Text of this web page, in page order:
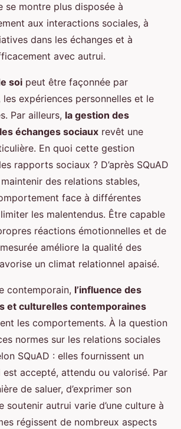
se montre plus disposée à
aux interactions sociales, à
dans les échanges et à
avec autrui.
soi peut être façonnée par
les expériences personnelles et le
Par ailleurs, la gestion des
échanges sociaux revêt une
En quoi cette gestion
rapports sociaux ? D’après SQuAD
des relations stables,
face à différentes
les malentendus. Être capable
réactions émotionnelles et de
améliore la qualité des
un climat relationnel apaisé.
contemporain, l’influence des
et culturelles contemporaines
les comportements. À la question
normes sur les relations sociales
SQuAD : elles fournissent un
accepté, attendu ou valorisé. Par
de saluer, d’exprimer son
soutenir autrui varie d’une culture à
régissent de nombreux aspects